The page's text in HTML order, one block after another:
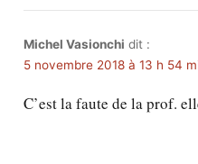
Michel Vasionchi dit :
5 novembre 2018 à 13 h 54
C’est la faute de la prof.